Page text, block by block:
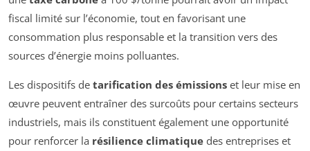
fiscal limité sur l’économie, tout en favorisant une
consommation plus responsable et la transition vers des
sources d’énergie moins polluantes.
Les dispositifs de tarification des émissions et leur mise en
œuvre peuvent entraîner des surcoûts pour certains secteurs
industriels, mais ils constituent également une opportunité
pour renforcer la résilience climatique des entreprises et